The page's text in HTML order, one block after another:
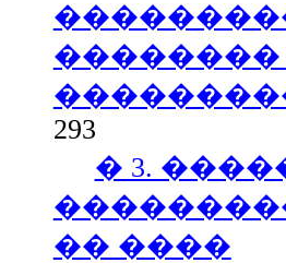
293
� 3.
�� ����